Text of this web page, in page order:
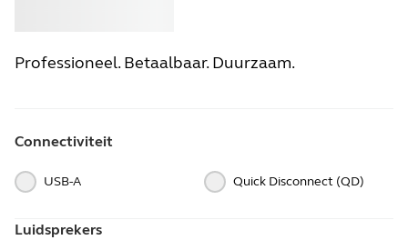
Professioneel. Betaalbaar. Duurzaam.
Connectiviteit
USB-A Quick Disconnect (QD)
Luidsprekers